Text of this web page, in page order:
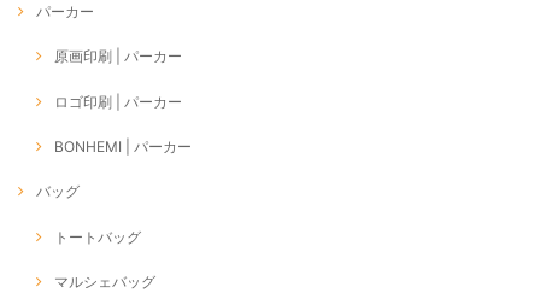
パーカー
原画印刷 | パーカー
ロゴ印刷 | パーカー
BONHEMI | パーカー
バッグ
トートバッグ
マルシェバッグ